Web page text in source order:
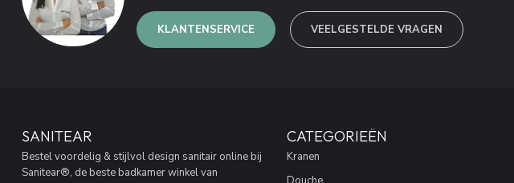
KLANTENSERVICE VEELGESTELDE VRAGEN
SANITEAR
Bestel voordelig & stijlvol design sanitair online bij
Sanitear®, de beste badkamer winkel van
CATEGORIEËN
Kranen